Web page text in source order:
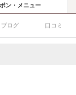
ン・メニュー
ブログ 口コミ